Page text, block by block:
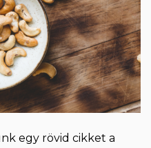
egy rövid cikket a